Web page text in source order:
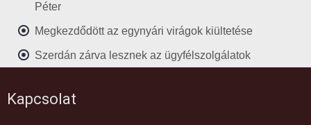
Péter
Megkezdődött az egynyári virágok kiültetése
Szerdán zárva lesznek az ügyfélszolgálatok
Kapcsolat